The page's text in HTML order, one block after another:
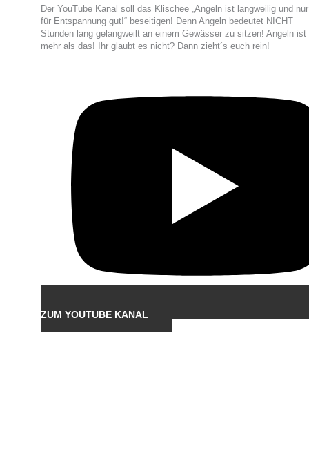
Der YouTube Kanal soll das Klischee „Angeln ist langweilig und nur
für Entspannung gut!“ beseitigen! Denn Angeln bedeutet NICHT
Stunden lang gelangweilt an einem Gewässer zu sitzen! Angeln ist
mehr als das! Ihr glaubt es nicht? Dann zieht´s euch rein!
ZUM YOUTUBE KANAL